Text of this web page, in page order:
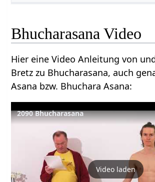
Bhucharasana Video
Hier eine Video Anleitung von
Bretz zu Bhucharasana, auch
Asana bzw. Bhuchara Asana:
2090 Bhucharasana
Video laden